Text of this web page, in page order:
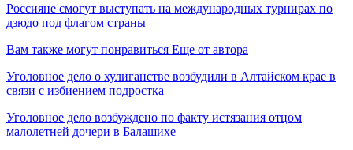
Россияне смогут выступать на международных турнирах по
дзюдо под флагом страны
Вам также могут понравиться Еще от автора
Уголовное дело о хулиганстве возбудили в Алтайском крае в
связи с избиением подростка
Уголовное дело возбуждено по факту истязания отцом
малолетней дочери в Балашихе